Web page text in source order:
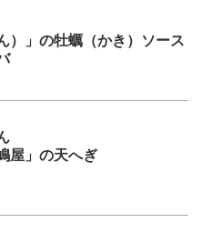
）」の牡蠣（かき）ソース
屋」の天へぎ